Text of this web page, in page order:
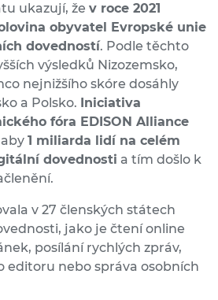
ukazují, že v roce 2021
obyvatel Evropské unie
dovedností. Podle těchto
výsledků Nizozemsko,
nejnižšího skóre dosáhly
a Polsko. Iniciativa
fóra EDISON Alliance
1 miliarda lidí na celém
dovednosti a tím došlo k
v 27 členských státech
jako je čtení online
posílání rychlých zpráv,
editoru nebo správa osobních